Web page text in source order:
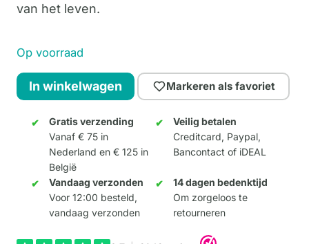
van het leven.
Op voorraad
Amazing
Lotus
20cm
aantal
In winkelwagen Markeren als favoriet
Gratis verzending
Vanaf € 75 in
Nederland en € 125 in
België
Veilig betalen
Creditcard, Paypal,
Bancontact of iDEAL
Vandaag verzonden
Voor 12:00 besteld,
vandaag verzonden
14 dagen bedenktijd
Om zorgeloos te
retourneren